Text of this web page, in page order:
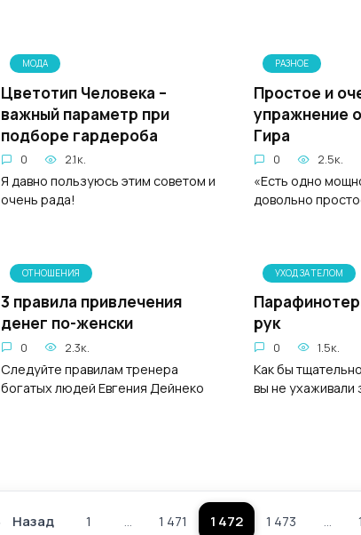
МОДА
Цветотип Человека –
важный параметр при
подборе гардероба
0 2.1к.
Я давно пользуюсь этим советом и
очень рада!
РАЗНОЕ
Простое и
упражнение
Гира
0 2.5к.
«Есть одно
довольно
ОТНОШЕНИЯ
3 правила привлечения
денег по-женски
0 2.3к.
Следуйте правилам тренера
богатых людей Евгения Дейнеко
УХОД ЗА ТЕЛОМ
рук
0 1.5к.
Как бы
вы не ухаживали
Назад 1 … 1 471 1 472 1 473 …